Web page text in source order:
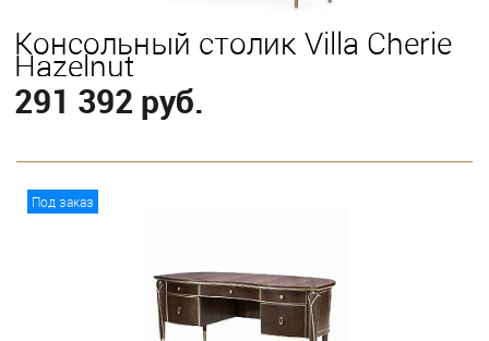
Консольный столик Villa Cherie
Hazelnut
291 392 руб.
Под заказ